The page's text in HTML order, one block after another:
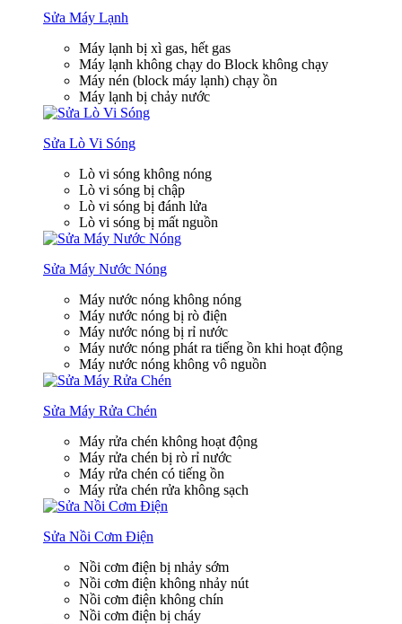
Sửa Máy Lạnh
Máy lạnh bị xì gas, hết gas
Máy lạnh không chạy do Block không chạy
Máy nén (block máy lạnh) chạy ồn
Máy lạnh bị chảy nước
Sửa Lò Vi Sóng
Lò vi sóng không nóng
Lò vi sóng bị chập
Lò vi sóng bị đánh lửa
Lò vi sóng bị mất nguồn
Sửa Máy Nước Nóng
Máy nước nóng không nóng
Máy nước nóng bị rò điện
Máy nước nóng bị rỉ nước
Máy nước nóng phát ra tiếng ồn khi hoạt động
Máy nước nóng không vô nguồn
Sửa Máy Rửa Chén
Máy rửa chén không hoạt động
Máy rửa chén bị rò rỉ nước
Máy rửa chén có tiếng ồn
Máy rửa chén rửa không sạch
Sửa Nồi Cơm Điện
Nồi cơm điện bị nhảy sớm
Nồi cơm điện không nhảy nút
Nồi cơm điện không chín
Nồi cơm điện bị cháy